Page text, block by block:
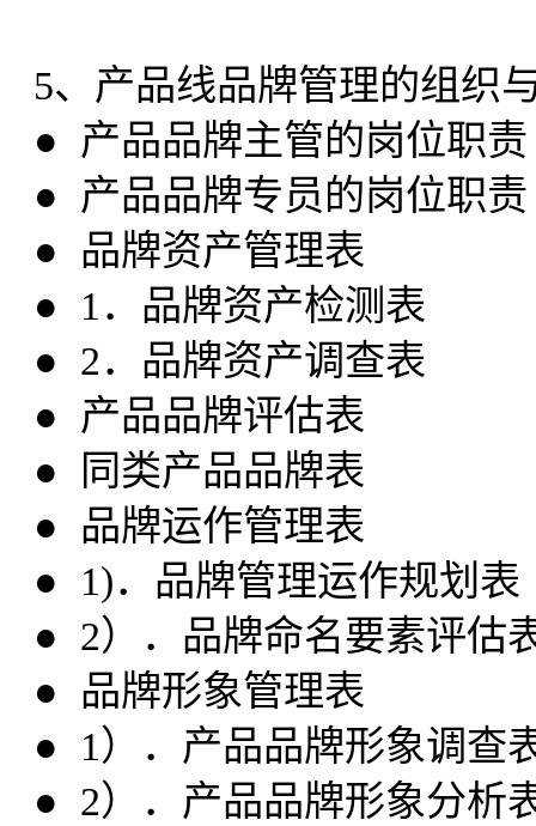
5、产品线品牌管理的组织
● 产品品牌主管的岗位职责
● 产品品牌专员的岗位职责
● 品牌资产管理表
● 1．品牌资产检测表
● 2．品牌资产调查表
● 产品品牌评估表
● 同类产品品牌表
● 品牌运作管理表
● 1)．品牌管理运作规划表
● 2）．品牌命名要素评估
● 品牌形象管理表
● 1）．产品品牌形象调查
● 2）．产品品牌形象分析